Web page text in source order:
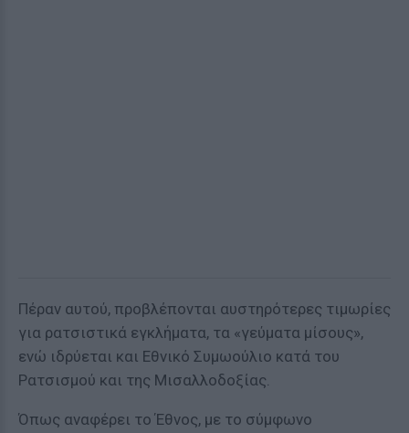
Πέραν αυτού, προβλέπονται αυστηρότερες τιμωρίες
για ρατσιστικά εγκλήματα, τα «γεύματα μίσους»,
ενώ ιδρύεται και Εθνικό Συμωούλιο κατά του
Ρατσισμού και της Μισαλλοδοξίας.
Όπως αναφέρει το Έθνος, με το σύμφωνο